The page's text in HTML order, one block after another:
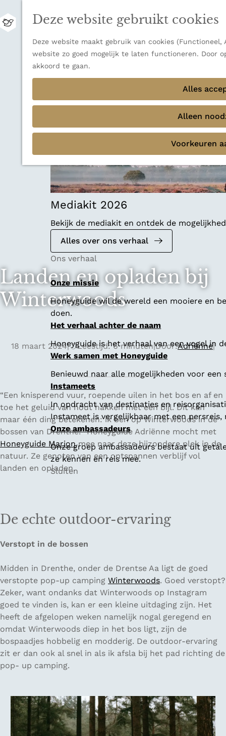
Deze website gebruikt cookies
Deze website maakt gebruik van cookies
website zo goed mogelijk te laten functioneren. Door
akkoord te gaan.
Alles
Alleen
Voorkeuren
M
n
u
bestemming voor wie houdt van natuur,
Sluiten
Thema's
Verborgen parels
Terug Ons verhaal
Mediakit 2026
Bekijk de mediakit en ontdek de
Alles over ons verhaal
Ons verhaal
Onze missie
Honeyguide wil de wereld een mooiere en
doen.
Het verhaal achter de naam
Honeyguide is het verhaal van een vogel in
Werk samen met Honeyguide
Benieuwd naar alle mogelijkheden voor
Instameets
In opdracht van destinaties en
Instameet is vergelijkbaar met een
Onze ambassadeurs
Onze groep ambassadeurs bestaat uit
ze kennen en reis mee.
Sluiten
Landen en opladen bij
Winterwoods
18 maart 2024| Leestijd: 6 minuten|Door:Adriënne|
“Een knisperend vuur, roepende uilen in het bos en af en
toe het geluid van hout hakken met een bijl. Dit kan
maar één ding betekenen: ik ben op Winterwoods in de
bossen van Drenthe!” Honeyguide Adriënne mocht met
Honeyguide Marionmee naar deze bijzondere plek in de
natuur. Ze genoten van een ontspannen verblijf vol
landen en opladen.
De echte outdoor-ervaring
Verstopt in de bossen
Midden in Drenthe, onder de Drentse Aa ligt de goed
verstopte pop-up camping Winterwoods. Goed verstopt?
Zeker, want ondanks dat Winterwoods op Instagram
goed te vinden is, kan er een kleine uitdaging zijn. Het
heeft de afgelopen weken namelijk nogal geregend en
omdat Winterwoods diep in het bos ligt, zijn de
bospaadjes hobbelig en modderig. De outdoor-ervaring
zit er dan ook al snel in als ik afsla bij het pad richting de
pop- up camping.